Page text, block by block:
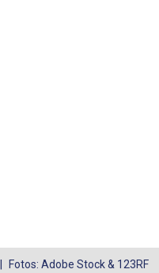
Fotos: Adobe Stock & 123RF